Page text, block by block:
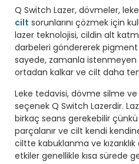
Q Switch Lazer, dövmeler,
cilt sorunlarını çözmek için
lazer teknolojisi, cildin alt
darbeleri göndererek
sayede, zamanla
ortadan kalkar ve cilt daha
Leke tedavisi, dövme silme
seçenek Q Switch Lazerdir.
birkaç seans gerekebilir
parçalanır ve cilt kendi
ciltte kabuklanma ve
etkiler genellikle kısa sürede